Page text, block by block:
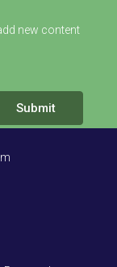
new content
Submit